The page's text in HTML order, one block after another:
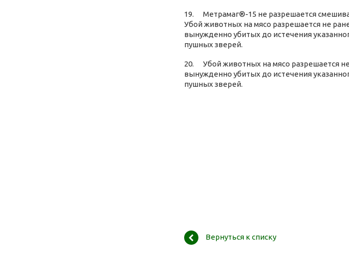
19. Метрамаг®-15 не разрешается
Убой животных на мясо разрешается не
вынужденно убитых до истечения
пушных зверей.
20. Убой животных на мясо разрешается
вынужденно убитых до истечения
пушных зверей.
Вернуться к списку